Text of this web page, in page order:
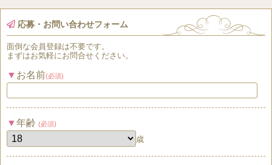
応募・お問い合わせフォーム
面倒な会員登録は不要です。
まずはお気軽にお問合せください。
お名前(必須)
年齢 (必須)
歳